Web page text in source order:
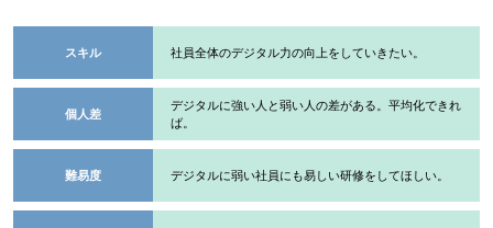
スキル 社員全体のデジタル力の向上をしていきたい。
個人差
デジタルに強い人と弱い人の差がある。平均化できれ
ば。
難易度 デジタルに弱い社員にも易しい研修をしてほしい。